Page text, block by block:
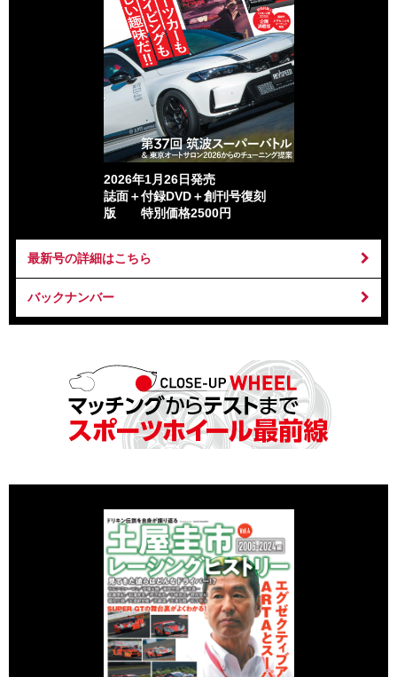
2026年1月26日発売
誌面＋付録DVD＋創刊号復刻
版 特別価格2500円
最新号の詳細はこちら
バックナンバー